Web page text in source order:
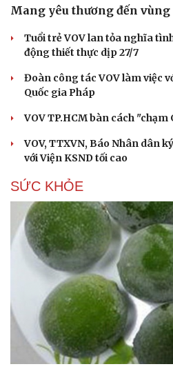
Mang yêu thương đến vùng
Tuổi trẻ VOV lan tỏa nghĩa
động thiết thực dịp 27/7
Đoàn công tác VOV làm việc
Quốc gia Pháp
VOV TP.HCM bàn cách
VOV, TTXVN, Báo Nhân dân
với Viện KSND tối cao
SỨC KHỎE